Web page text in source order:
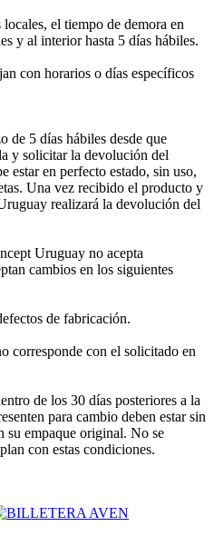
el tiempo de demora en
y al interior hasta 5 días hábiles.
con horarios o días específicos
de 5 días hábiles desde que
y solicitar la devolución del
estar en perfecto estado, sin uso,
Una vez recibido el producto y
realizará la devolución del
Uruguay no acepta
cambios en los siguientes
de fabricación.
corresponde con el solicitado en
de los 30 días posteriores a la
para cambio deben estar sin
su empaque original. No se
con estas condiciones.